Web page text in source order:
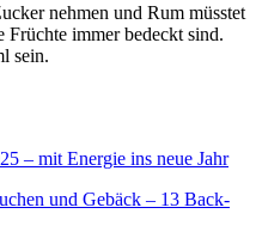
nehmen und Rum müsstet
Früchte immer bedeckt sind.
sein.
– mit Energie ins neue Jahr
und Gebäck – 13 Back-